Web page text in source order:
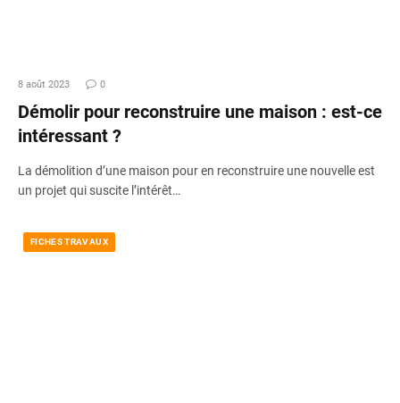
8 août 2023 0
Démolir pour reconstruire une maison : est-ce
intéressant ?
La démolition d’une maison pour en reconstruire une nouvelle est
un projet qui suscite l’intérêt…
FICHES TRAVAUX